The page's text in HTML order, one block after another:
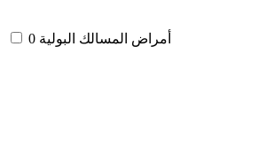
أمراض المسالك البولية 0